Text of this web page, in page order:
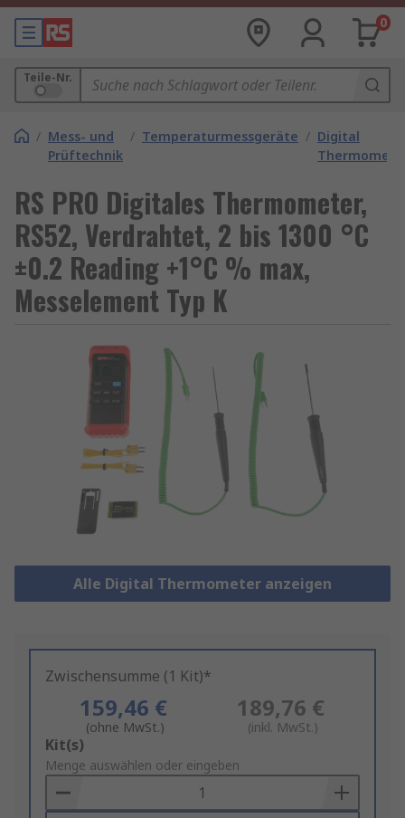
0
Teile-Nr.
/ Mess- und
Prüftechnik
/ Temperaturmessgeräte / Digital
RS PRO Digitales Thermometer,
RS52, Verdrahtet, 2 bis 1300 °C
±0.2 Reading +1°C % max,
Messelement Typ K
Alle Digital Thermometer anzeigen
Zwischensumme (1 Kit)*
159,46 €
(ohne MwSt.)
189,76 €
(inkl. MwSt.)
Add
to
Basket
Kit(s)
Menge auswählen oder eingeben